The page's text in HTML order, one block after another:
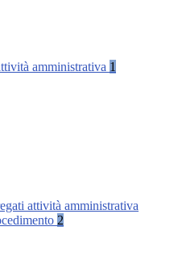
amministrativa 1
attività amministrativa
2